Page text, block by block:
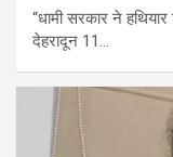
“धामी सरकार ने
देहरादून 11…